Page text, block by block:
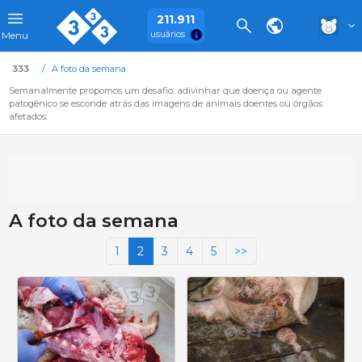
Menu
211.911
usuários
333
A foto da semana
Semanalmente propomos um desafio: adivinhar que doença ou agente
patogênico se esconde atrás das imagens de animais doentes ou órgãos
afetados.
A foto da semana
1 2 3 4 5 >>